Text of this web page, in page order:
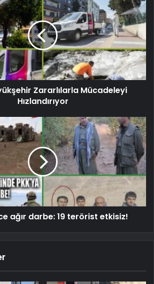
Zararlılarla Mücadeleyi
Hızlandırıyor
ağır darbe: 19 terörist etkisiz!